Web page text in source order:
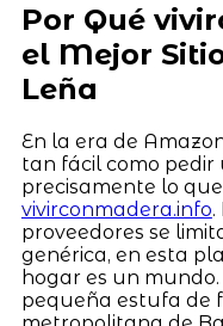
Por Qué
el Mejor
Leña
En la era de
tan fácil como pedir
precisamente lo
vivirconmadera.info
proveedores se
genérica, en esta
hogar es un
pequeña estufa de